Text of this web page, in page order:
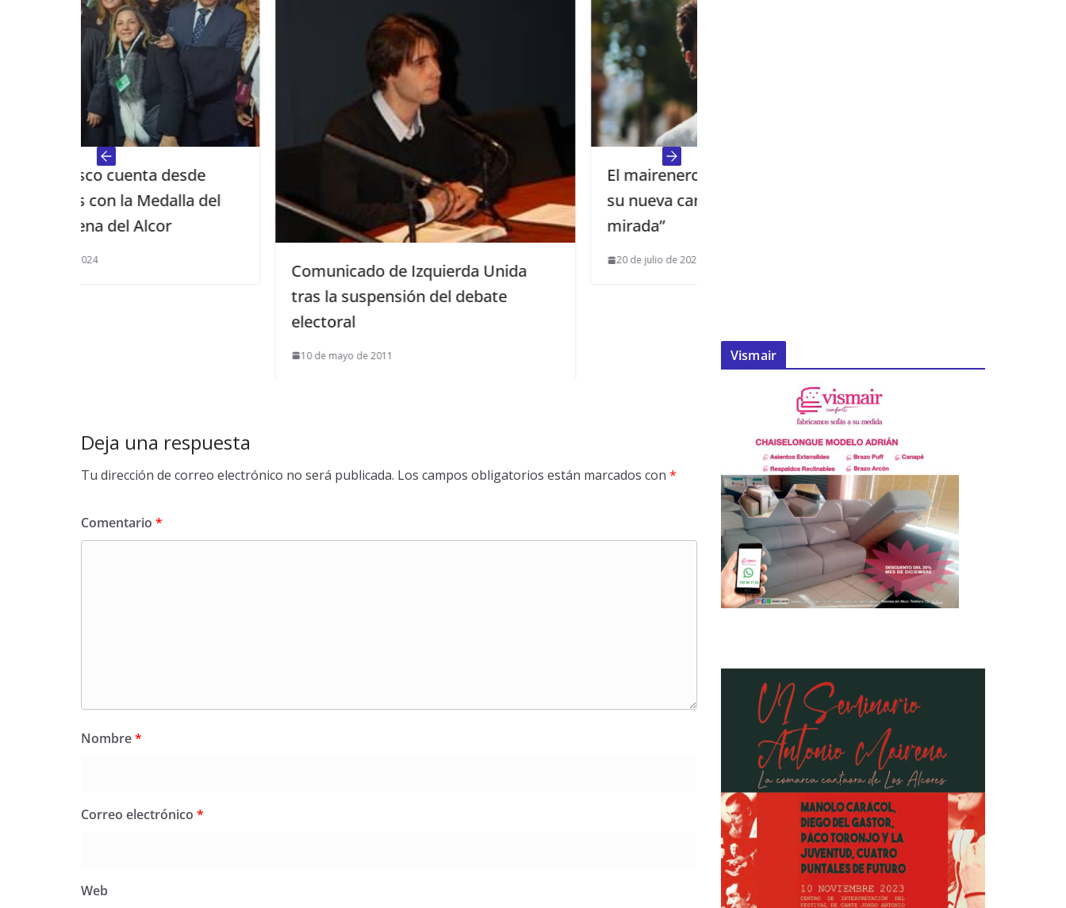
Comunicado de Izquierda Unida
tras la suspensión del debate
El mairenero Raúl Guillén presenta
su nueva canción “Más allá de tu
mirada”
Deja una respuesta
Tu dirección de correo electrónico no será publicada. Los campos obligatorios están marcados con *
Comentario *
Nombre*
Correo electrónico *
Web
Vismair